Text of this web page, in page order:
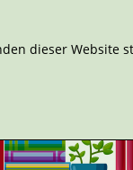
dieser Website